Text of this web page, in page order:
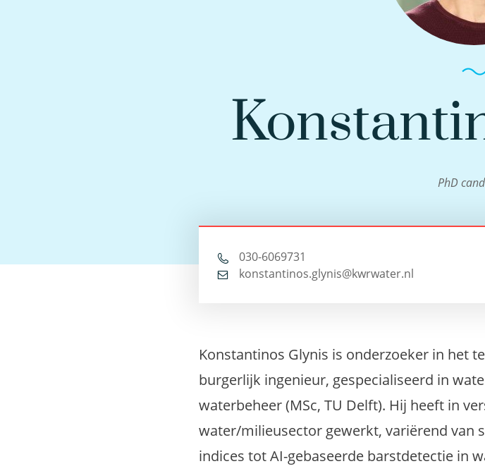
PhD
030-6069731
konstantinos.glynis@kwrwater.nl
Konstantinos Glynis is onderzoeker in het
burgerlijk ingenieur, gespecialiseerd in
waterbeheer (MSc, TU Delft). Hij heeft in
water/milieusector gewerkt, variërend van
indices tot AI-gebaseerde barstdetectie in